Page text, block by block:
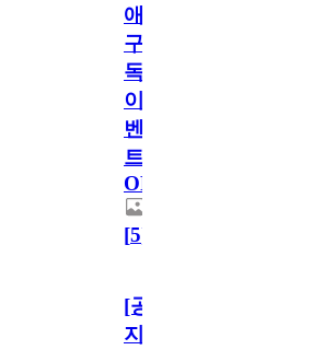
애
구
독
이
벤
트
OPEN!
[5]
[공
지]